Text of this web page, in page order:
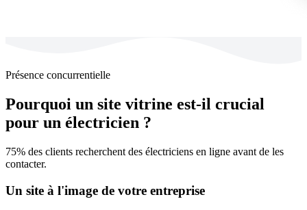
Présence concurrentielle
Pourquoi un site vitrine est-il crucial
pour un électricien ?
75% des clients recherchent des électriciens en ligne avant de les
contacter.
Un site à l'image de votre entreprise